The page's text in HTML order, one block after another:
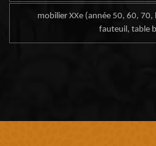
mobilier XXe (année 50, 60,
fauteuil, table